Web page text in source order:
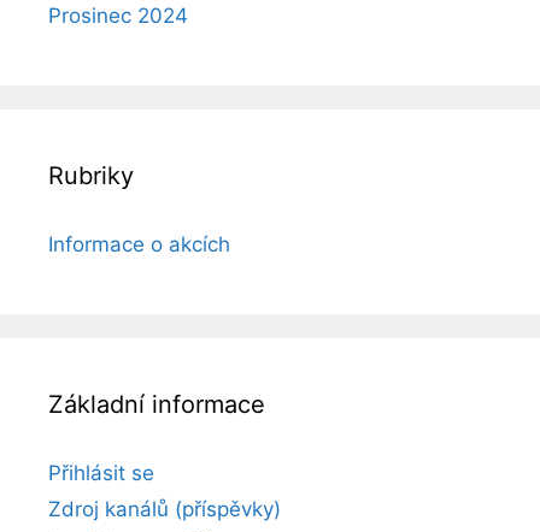
Prosinec 2024
Rubriky
Informace o akcích
Základní informace
Přihlásit se
Zdroj kanálů (příspěvky)